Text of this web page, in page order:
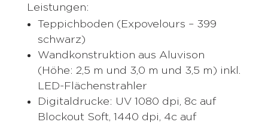
Leistungen:
Teppichboden (Expovelours – 399
schwarz)
Wandkonstruktion aus Aluvison
(Höhe: 2,5 m und 3,0 m und 3,5 m) inkl.
LED-Flächenstrahler
Digitaldrucke: UV 1080 dpi, 8c auf
Blockout Soft, 1440 dpi, 4c auf